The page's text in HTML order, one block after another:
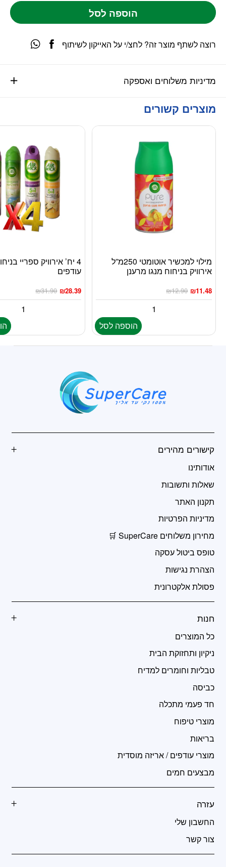
הוספה לסל
מדיניות משלוחים ואספקה
רוצה לשתף מוצר זה? לחצ/י על האייקון לשיתוף
מוצרים קשורים
מילוי למכשיר אוטומטי 250מ”ל
אירוויק בניחוח מנגו מרענן
₪12.90 ₪11.48
הוספה לסל
4 יח’ אירוויק ספריי
עודפים
₪31.90 ₪28.39
קישורים מהירים
אודותינו
שאלות ותשובות
תקנון האתר
מדיניות הפרטיות
מחירון משלוחים SuperCare 🛒
טופס ביטול עסקה
הצהרת נגישות
פסולת אלקטרונית
חנות
כל המוצרים
ניקיון ותחזוקת הבית
טבליות וחומרים למדיח
כביסה
חד פעמי מתכלה
מוצרי טיפוח
בריאות
מוצרי עודפים / אריזה מוסדית
מבצעים חמים
עזרה
החשבון שלי
צור קשר